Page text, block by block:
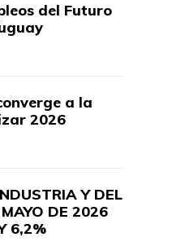
del Futuro
a la
2026
Y DEL
DE 2026
6,2%